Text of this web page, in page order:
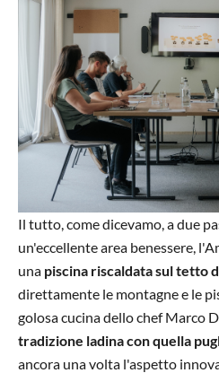
Il tutto, come dicevamo, a due
un'eccellente area benessere,
una piscina riscaldata sul tetto
direttamente le montagne e le
golosa cucina dello chef Marco
tradizione ladina con quella
ancora una volta l'aspetto